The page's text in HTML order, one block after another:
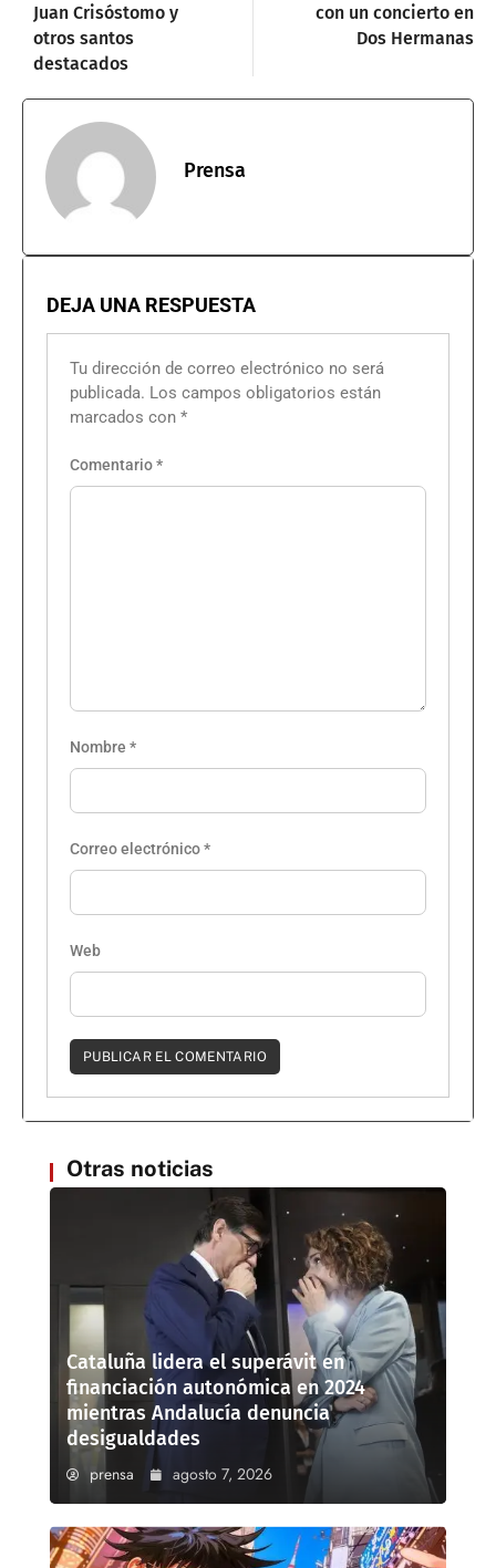
Juan Crisóstomo y
otros santos
destacados
con un concierto en
Dos Hermanas
Prensa
DEJA UNA RESPUESTA
Tu dirección de correo electrónico no será
publicada. Los campos obligatorios están
marcados con *
Comentario*
Nombre *
Correo electrónico*
Web
Otras noticias
Cataluña lidera el superávit en
financiación autonómica en 2024
mientras Andalucía denuncia
desigualdades
prensa agosto 7, 2026